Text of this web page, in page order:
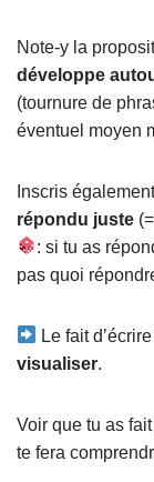
Note-y la
développe
(tournure de
éventuel moyen
Inscris
répondu juste
: si tu as
pas quoi
Le fait
visualiser.
Voir que tu as
te fera